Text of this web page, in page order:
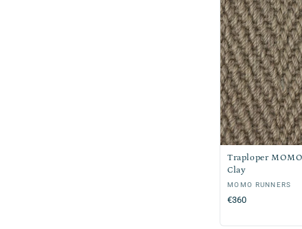
Traploper MOMO
Clay
Verkoper:
MOMO RUNNERS
Normale
€360